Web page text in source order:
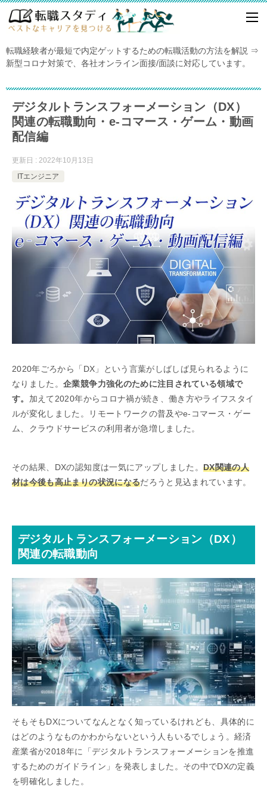
転職経験者が最短で内定ゲットするための転職活動の方法を解説 ⇒
新型コロナ対策で、各社オンライン面接/面談に対応しています。
デジタルトランスフォーメーション（DX）
関連の転職動向・e-コマース・ゲーム・動画
配信編
更新日 : 2022年10月13日
ITエンジニア
2020年ごろから「DX」という言葉がしばしば見られるように
なりました。企業競争力強化のために注目されている領域で
す。 加えて2020年からコロナ禍が続き、働き方やライフスタイ
ルが変化しました。リモートワークの普及やe-コマース・ゲー
ム、クラウドサービスの利用者が急増しました。
その結果、DXの認知度は一気にアップしました。DX関連の人
材は今後も高止まりの状況になるだろうと見込まれています。
デジタルトランスフォーメーション（DX）
関連の転職動向
そもそもDXについてなんとなく知っているけれども、具体的に
はどのようなものかわからないという人もいるでしょう。経済
産業省が2018年に「デジタルトランスフォーメーションを推進
するためのガイドライン」を発表しました。その中でDXの定義
を明確化しました。